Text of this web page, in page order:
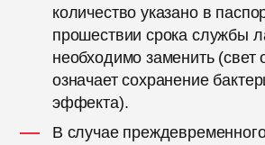
количество указано в
прошествии срока службы
необходимо заменить (свет
означает сохранение
эффекта).
В случае